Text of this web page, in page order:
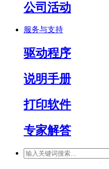
公司活动
服务与支持
驱动程序
说明手册
打印软件
专家解答